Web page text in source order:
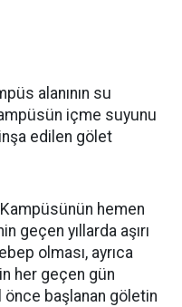
alanının su
içme suyunu
inşa edilen gölet
hemen
geçen yıllarda aşırı
olması, ayrıca
her geçen gün
önce başlanan göletin